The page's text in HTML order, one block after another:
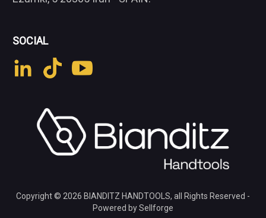
SOCIAL
Copyright © 2026 BIANDITZ HANDTOOLS, all Rights Reserved -
Powered by Sellforge